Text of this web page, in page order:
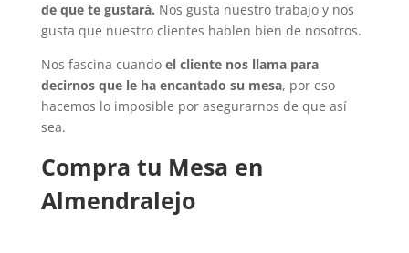
de que te gustará. Nos gusta nuestro trabajo y nos
gusta que nuestro clientes hablen bien de nosotros.
Nos fascina cuando el cliente nos llama para
decirnos que le ha encantado su mesa, por eso
hacemos lo imposible por asegurarnos de que así
sea.
Compra tu Mesa en
Almendralejo